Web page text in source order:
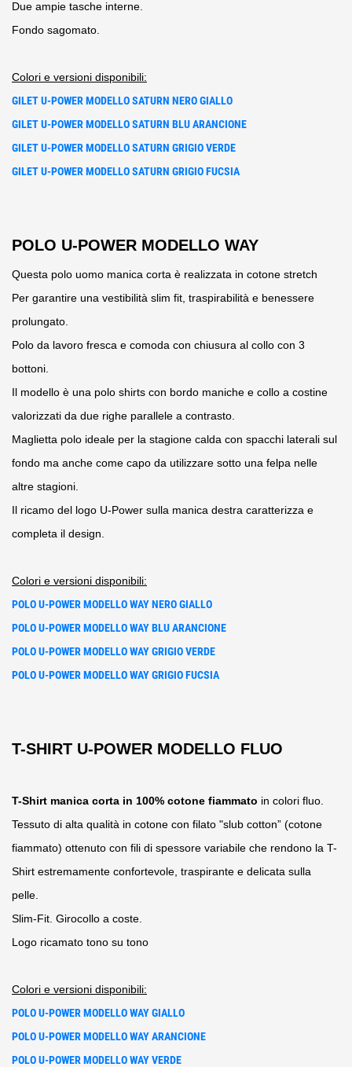
Due ampie tasche interne.
Fondo sagomato.
Colori e versioni disponibili:
GILET U-POWER MODELLO SATURN NERO GIALLO
GILET U-POWER MODELLO SATURN BLU ARANCIONE
GILET U-POWER MODELLO SATURN GRIGIO VERDE
GILET U-POWER MODELLO SATURN GRIGIO FUCSIA
POLO U-POWER MODELLO WAY
Questa polo uomo manica corta è realizzata in cotone stretch
Per garantire una vestibilità slim fit, traspirabilità e benessere
prolungato.
Polo da lavoro fresca e comoda con chiusura al collo con 3
bottoni.
Il modello è una polo shirts con bordo maniche e collo a costine
valorizzati da due righe parallele a contrasto.
Maglietta polo ideale per la stagione calda con spacchi laterali sul
fondo ma anche come capo da utilizzare sotto una felpa nelle
altre stagioni.
Il ricamo del logo U-Power sulla manica destra caratterizza e
completa il design.
Colori e versioni disponibili:
POLO U-POWER MODELLO WAY NERO GIALLO
POLO U-POWER MODELLO WAY BLU ARANCIONE
POLO U-POWER MODELLO WAY GRIGIO VERDE
POLO U-POWER MODELLO WAY GRIGIO FUCSIA
T-SHIRT U-POWER MODELLO FLUO
T-Shirt manica corta in 100% cotone fiammato in colori fluo.
Tessuto di alta qualità in cotone con filato "slub cotton” (cotone
fiammato) ottenuto con fili di spessore variabile che rendono la T-
Shirt estremamente confortevole, traspirante e delicata sulla
pelle.
Slim-Fit. Girocollo a coste.
Logo ricamato tono su tono
Colori e versioni disponibili:
POLO U-POWER MODELLO WAY GIALLO
POLO U-POWER MODELLO WAY ARANCIONE
POLO U-POWER MODELLO WAY VERDE